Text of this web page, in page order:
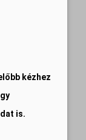
kézhez
is.